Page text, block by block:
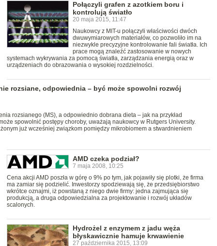
Połączyli grafen z azotkiem boru i
kontrolują światło
20 maja 2015, 11:47
Naukowcy z MIT-u połączyli właściwości dwóch
dwuwymiarowych materiałów, co pozwoliło im na
niezwykle precyzyjne kontrolowanie fali światła. Ich
prace mogą znaleźć zastosowanie w nowych
systemach wykrywania za pomocą światła, zarządzania energią oraz w
urządzeniach do obrazowania o wysokiej rozdzielności.
rozsiane, odpowiednia – być może spowolni rozwój
rozsianego (MS), a odpowiednio dobrana dieta – jak na przykład
spowolnić postępy choroby, uważają naukowcy w Rutgers University.
już wcześniej związkom pomiędzy mikrobiomem a stwardnieniem
AMD czeka podział?
7 maja 2008, 10:25
Cena akcji AMD poszła w górę o 9% po tym, jak pojawiły się plotki, że firma
ma zamiar się podzielić. Inwestorzy spodziewają się, że przedsiębiorstwo
wkrótce oznajmi, iż powstaną z niego dwie firmy: jedna zajmująca się
produkcją, a druga odpowiedzialna za projektowanie i rozwój układów
scalonych.
Hydrożel z enzymem z jadu węża
błyskawicznie hamuje krwawienie
27 października 2015, 13:09